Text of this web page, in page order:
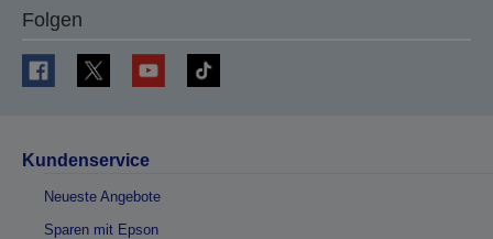
Folgen
Kundenservice
Neueste Angebote
Sparen mit Epson